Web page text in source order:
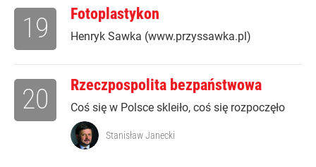
Fotoplastykon
Henryk Sawka (www.przyssawka.pl)
19
Rzeczpospolita bezpaństwowa
Coś się w Polsce skleiło, coś się rozpoczęło
20
Stanisław Janecki